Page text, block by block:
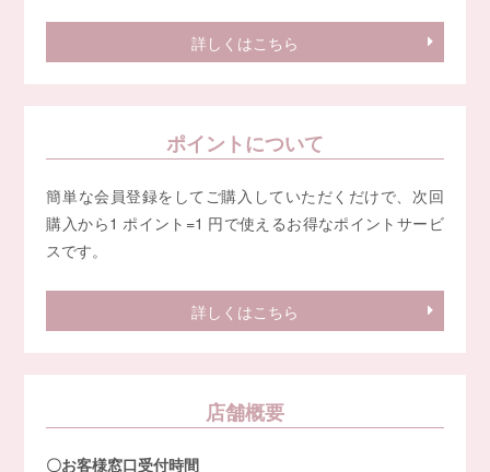
詳しくはこちら
ポイントについて
簡単な会員登録をしてご購入していただくだけで、次回
購入から1 ポイント=1 円で使えるお得なポイントサービ
スです。
詳しくはこちら
店舗概要
〇お客様窓口受付時間